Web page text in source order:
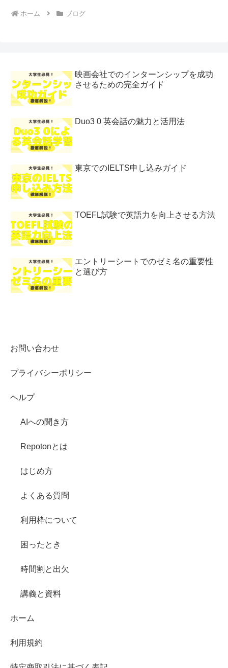
ホーム ブログ
映画会社でのインターンシップを成功
させるための完全ガイド
Duo3 0 英会話の魅力と活用法
東京でのIELTS申し込みガイド
TOEFL試験で英語力を向上させる方法
エントリーシートでのゼミ名の重要性
と選び方
お問い合わせ
プライバシーポリシー
ヘルプ
AIへの聞き方
Repotonとは
はじめ方
よくある質問
利用枠について
困ったとき
時間割と出欠
講義と資料
ホーム
利用規約